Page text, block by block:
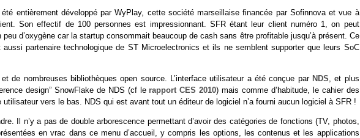
entièrement développé par WyPlay, cette société marseillaise financée par Sofinnova et vue à
Son effectif de 100 personnes est impressionnant. SFR étant leur client numéro 1, on peut
d’oxygène car la startup consommait beaucoup de cash sans être profitable jusqu’à présent. Ce
partenaire technologique de ST Microelectronics et ils ne semblent supporter que leurs SoC
de nombreuses bibliothèques open source. L’interface utilisateur a été conçue par NDS , et plus
design” SnowFlake de NDS (cf le rapport CES 2010) mais comme d’habitude, le cahier des
utilisateur vers le bas. NDS qui est avant tout un éditeur de logiciel n’a fourni aucun logiciel à SFR !
Il n’y a pas de double arborescence permettant d’avoir des catégories de fonctions (TV, photos,
en vrac dans ce menu d’accueil, y compris les options, les contenus et les applications